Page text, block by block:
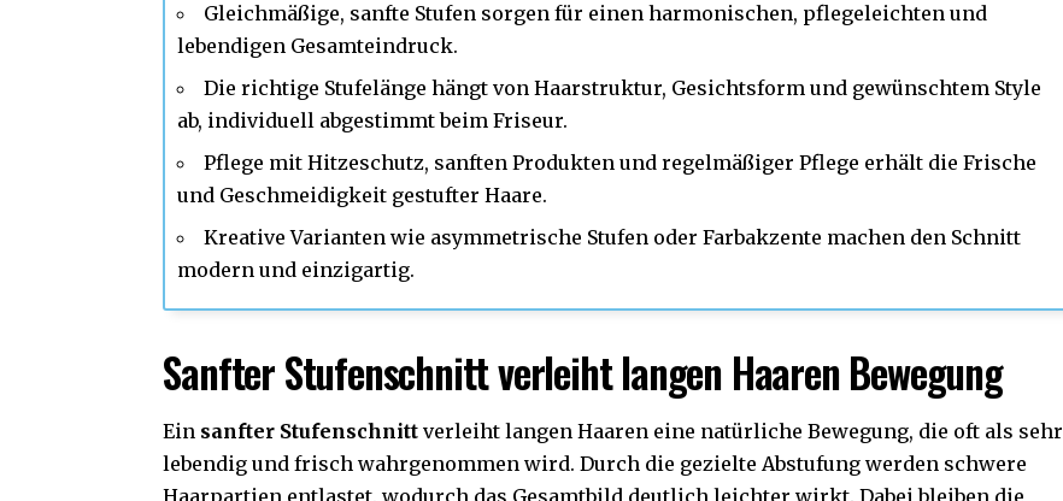
Gleichmäßige, sanfte Stufen sorgen für einen harmonischen, pflegeleichten und
lebendigen Gesamteindruck.
Die richtige Stufelänge hängt von Haarstruktur, Gesichtsform und gewünschtem Style
ab, individuell abgestimmt beim Friseur.
Pflege mit Hitzeschutz, sanften Produkten und regelmäßiger Pflege erhält die Frische
und Geschmeidigkeit gestufter Haare.
Kreative Varianten wie asymmetrische Stufen oder Farbakzente machen den Schnitt
modern und einzigartig.
Sanfter Stufenschnitt verleiht langen Haaren Bewegung
Ein sanfter Stufenschnitt verleiht langen Haaren eine natürliche Bewegung, die oft als sehr
lebendig und frisch wahrgenommen wird. Durch die gezielte Abstufung werden schwere
Haarpartien entlastet, wodurch das Gesamtbild deutlich leichter wirkt. Dabei bleiben die